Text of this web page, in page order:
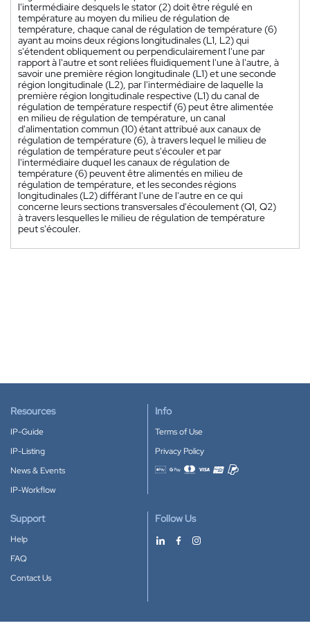
l'intermédiaire desquels le stator (2) doit être régulé en
température au moyen du milieu de régulation de
température, chaque canal de régulation de température (6)
ayant au moins deux régions longitudinales (L1, L2) qui
s'étendent obliquement ou perpendiculairement l'une par
rapport à l'autre et sont reliées fluidiquement l'une à l'autre, à
savoir une première région longitudinale (L1) et une seconde
région longitudinale (L2), par l'intermédiaire de laquelle la
première région longitudinale respective (L1) du canal de
régulation de température respectif (6) peut être alimentée
en milieu de régulation de température, un canal
d'alimentation commun (10) étant attribué aux canaux de
régulation de température (6), à travers lequel le milieu de
régulation de température peut s'écouler et par
l'intermédiaire duquel les canaux de régulation de
température (6) peuvent être alimentés en milieu de
régulation de température, et les secondes régions
longitudinales (L2) différant l'une de l'autre en ce qui
concerne leurs sections transversales d'écoulement (Q1, Q2)
à travers lesquelles le milieu de régulation de température
peut s'écouler.
Resources
IP-Guide
IP-Listing
News & Events
IP-Workflow
Info
Terms of Use
Privacy Policy
Accepted payment methods
Support
Help
FAQ
Contact Us
Follow Us